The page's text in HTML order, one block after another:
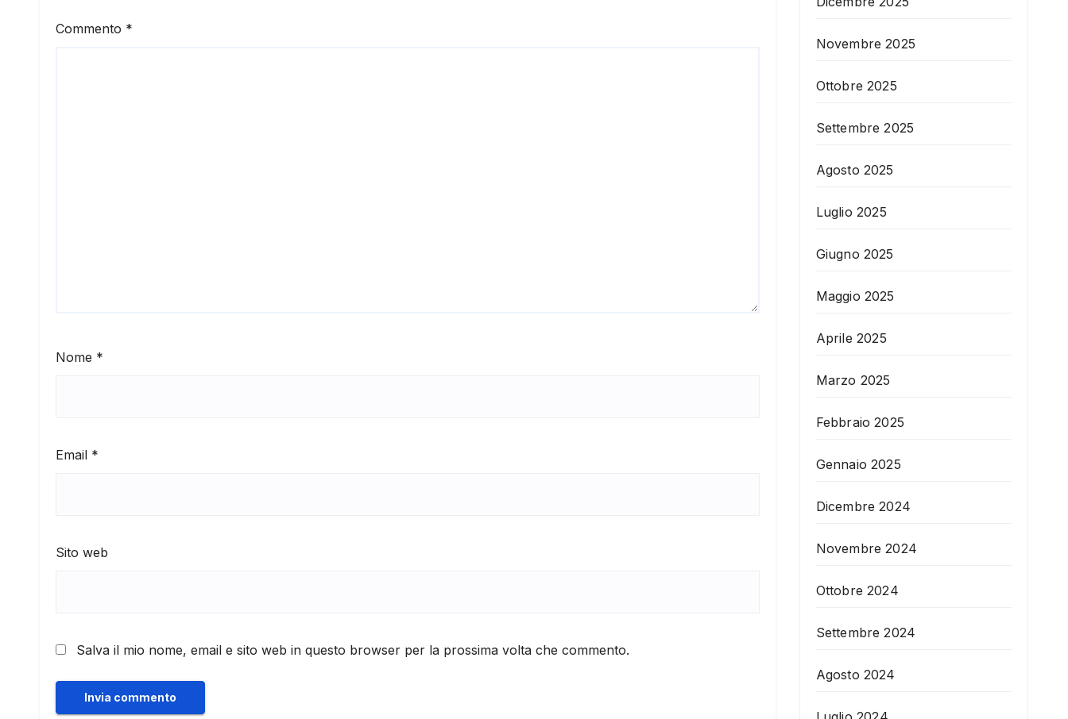
Commento *
Nome *
Email *
Sito web
Salva il mio nome, email e sito web in questo browser per la prossima volta che commento.
Novembre 2025
Ottobre 2025
Settembre 2025
Agosto 2025
Luglio 2025
Giugno 2025
Maggio 2025
Aprile 2025
Marzo 2025
Febbraio 2025
Gennaio 2025
Dicembre 2024
Novembre 2024
Ottobre 2024
Settembre 2024
Agosto 2024